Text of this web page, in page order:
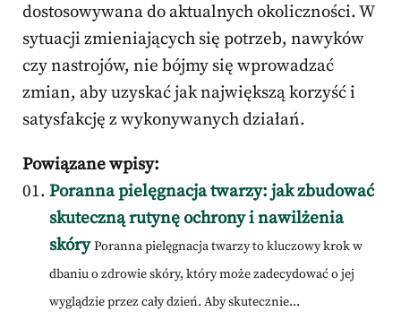
dostosowywana do aktualnych okoliczności. W
sytuacji zmieniających się potrzeb, nawyków
czy nastrojów, nie bójmy się wprowadzać
zmian, aby uzyskać jak największą korzyść i
satysfakcję z wykonywanych działań.
Powiązane wpisy:
Poranna pielęgnacja twarzy: jak zbudować
skuteczną rutynę ochrony i nawilżenia
skóry Poranna pielęgnacja twarzy to kluczowy krok w
dbaniu o zdrowie skóry, który może zadecydować o jej
wyglądzie przez cały dzień. Aby skutecznie...